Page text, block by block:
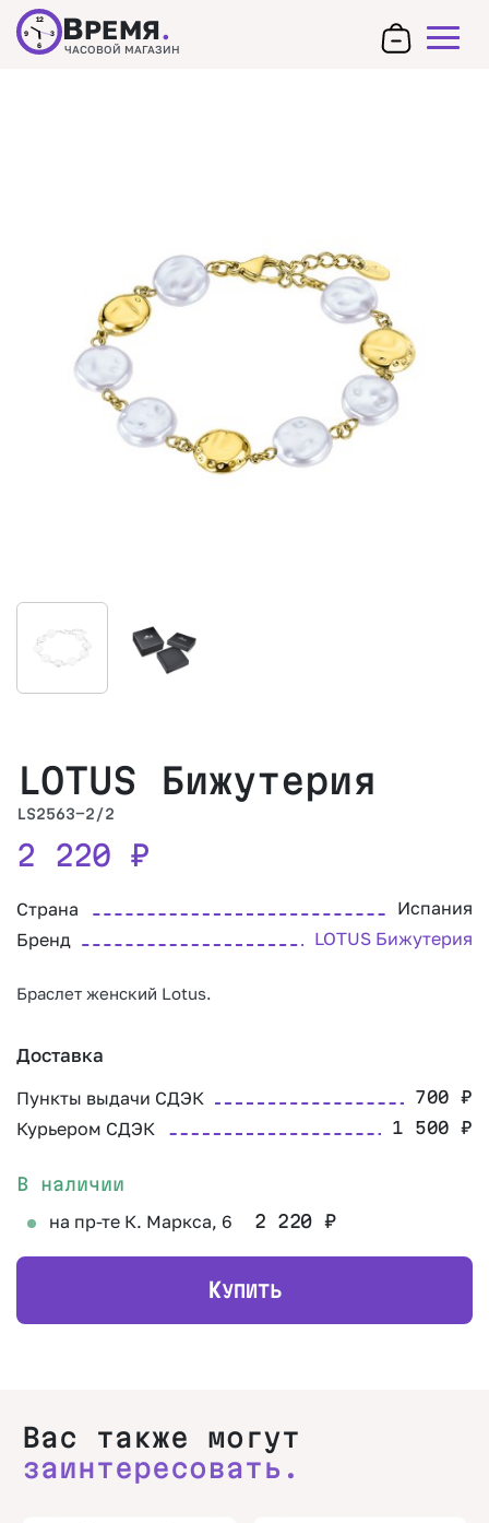
12
3
6
9 ВРЕМЯ.
ЧАСОВОЙ МАГАЗИН
LOTUS Бижутерия
LS2563-2/2
2 220 ₽
Страна
Испания
Бренд
LOTUS Бижутерия
Браслет женский Lotus.
Доставка
Пункты выдачи СДЭК 700₽
Курьером СДЭК 1 500₽
В наличии
на пр-те К. Маркса, 6 2 220 ₽
КУПИТЬ
Вас также могут
заинтересовать.